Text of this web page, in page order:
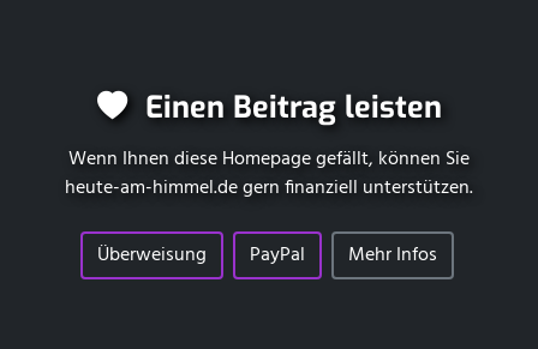
Einen Beitrag leisten
Wenn Ihnen diese Homepage gefällt, können Sie
heute-am-himmel.degern finanziell unterstützen.
Überweisung PayPal Mehr Infos